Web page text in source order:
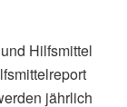
Hilfsmittel
jährlich